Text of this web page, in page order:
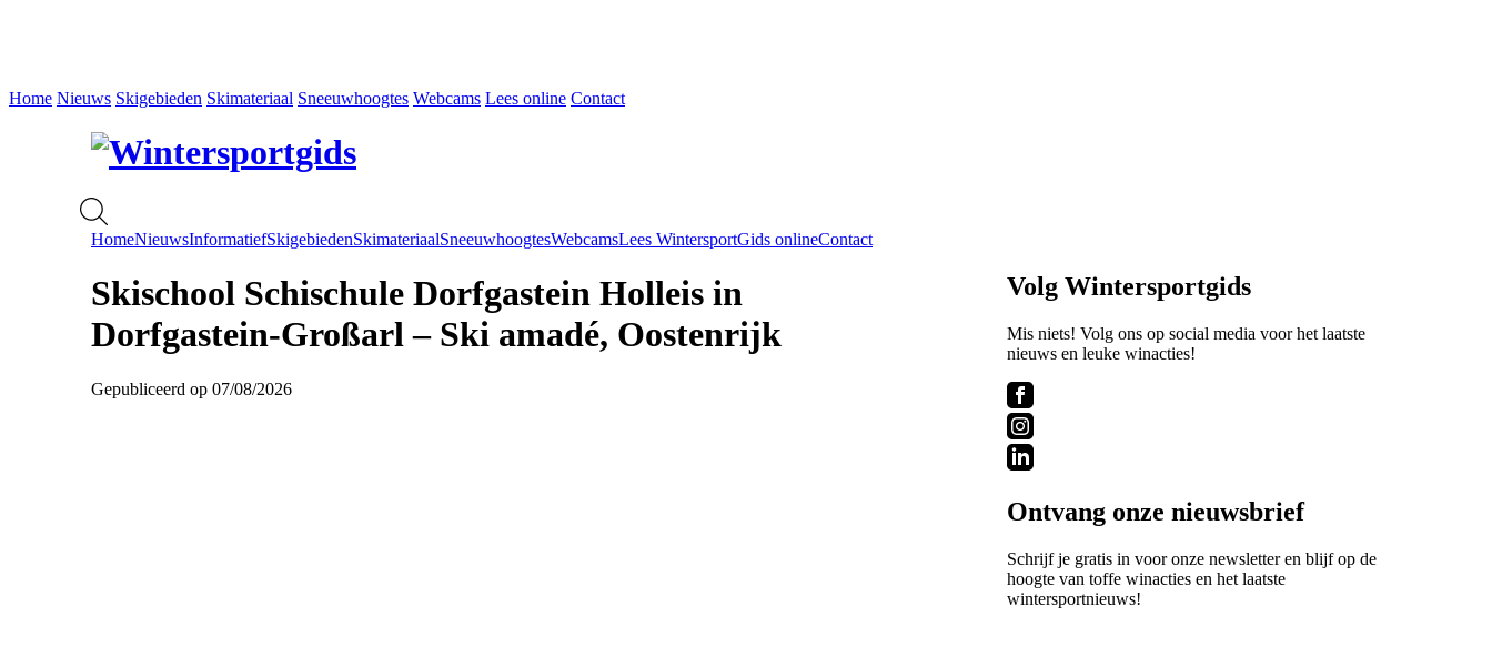
Home Nieuws Skigebieden Skimateriaal Sneeuwhoogtes Webcams Lees online Contact
HomeNieuwsInformatiefSkigebiedenSkimateriaalSneeuwhoogtesWebcamsLees WintersportGids onlineContact
Skischool Schischule Dorfgastein Holleis in
Dorfgastein-Großarl – Ski amadé, Oostenrijk
Gepubliceerd op 07/08/2026
Volg Wintersportgids
Mis niets! Volg ons op social media voor het laatste
nieuws en leuke winacties!
Ontvang onze nieuwsbrief
Schrijf je gratis in voor onze newsletter en blijf op de
hoogte van toffe winacties en het laatste
wintersportnieuws!